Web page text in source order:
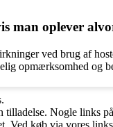
man oplever
ved brug af
opmærksomhed og
Nogle links
Ved køb via vores